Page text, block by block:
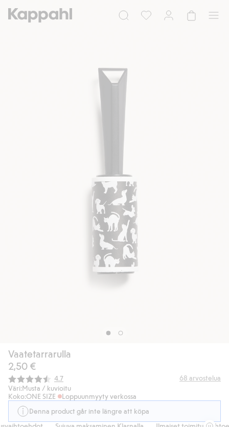
Vaatetarrarulla
2,50 €
Keskimääräinen luokitus:
4.7 68 arvostelua
Väri:Musta / kuvioitu
Koko:ONE SIZE
Loppuunmyyty verkossa
Denna product går inte längre att köpa